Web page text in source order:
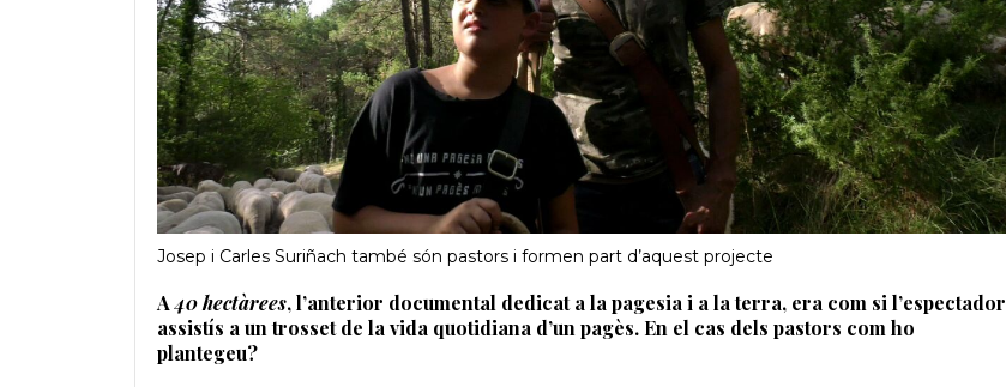
Josep i Carles Suriñach també són pastors i formen part d’aquest projecte
A40 hectàrees, l’anterior documental dedicat a la pagesia i a la terra, era com si l’espectador
assistís a un trosset de la vida quotidiana d’un pagès. En el cas dels pastors com ho
plantegeu?